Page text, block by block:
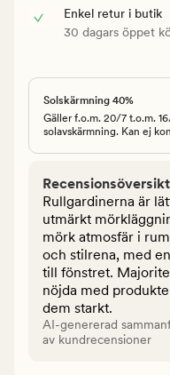
Enkel retur i butik
30 dagars öppet
Solskärmning 40%
Gäller f.o.m. 20/7 t.o.m.
solavskärmning. Kan ej
Recensionsöversikt
Rullgardinerna är
utmärkt
mörk atmosfär i
och stilrena, med
till fönstret.
nöjda med
dem starkt.
AI-genererad
av kundrecensioner